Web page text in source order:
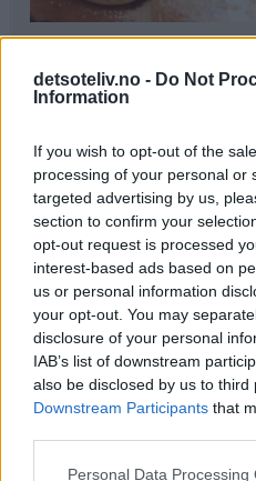
detsoteliv.no - Do Not
Information
If you wish to opt-out of the
processing of your personal or
targeted advertising by us,
section to confirm your
opt-out request is processed
interest-based ads based on
us or personal information
your opt-out. You may
disclosure of your personal
IAB’s list of downstream
also be disclosed by us to third
Downstream Participants that
Personal Data Processing
1 liter melk
250 g melis
100 g gjær
0,5 ts kardemomme
1,5 kg hvetemel
Pynt:
melisdryss
Fremgangsmåte
Kok opp melk, smør og